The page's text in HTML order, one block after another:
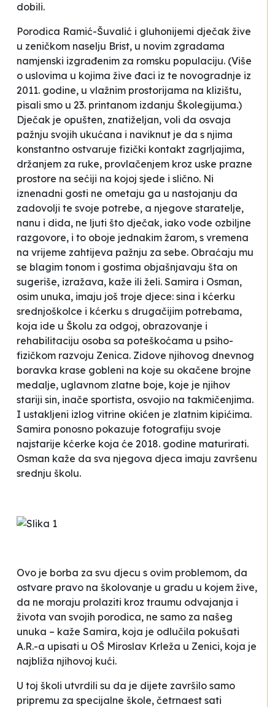
dobili.
Porodica Ramić-Šuvalić i gluhonijemi dječak žive
u zeničkom naselju Brist, u novim zgradama
namjenski izgrađenim za romsku populaciju. (Više
o uslovima u kojima žive đaci iz te novogradnje iz
2011. godine, u vlažnim prostorijama na klizištu,
pisali smo u 23. printanom izdanju Školegijuma.)
Dječak je opušten, znatiželjan, voli da osvaja
pažnju svojih ukućana i naviknut je da s njima
konstantno ostvaruje fizički kontakt zagrljajima,
držanjem za ruke, provlačenjem kroz uske prazne
prostore na sećiji na kojoj sjede i slično. Ni
iznenadni gosti ne ometaju ga u nastojanju da
zadovolji te svoje potrebe, a njegove staratelje,
nanu i dida, ne ljuti što dječak, iako vode ozbiljne
razgovore, i to oboje jednakim žarom, s vremena
na vrijeme zahtijeva pažnju za sebe. Obraćaju mu
se blagim tonom i gostima objašnjavaju šta on
sugeriše, izražava, kaže ili želi. Samira i Osman,
osim unuka, imaju još troje djece: sina i kćerku
srednjoškolce i kćerku s drugačijim potrebama,
koja ide u Školu za odgoj, obrazovanje i
rehabilitaciju osoba sa poteškoćama u psiho-
fizičkom razvoju Zenica. Zidove njihovog dnevnog
boravka krase gobleni na koje su okačene brojne
medalje, uglavnom zlatne boje, koje je njihov
stariji sin, inače sportista, osvojio na takmičenjima.
I ustakljeni izlog vitrine okićen je zlatnim kipićima.
Samira ponosno pokazuje fotografiju svoje
najstarije kćerke koja će 2018. godine maturirati.
Osman kaže da sva njegova djeca imaju završenu
srednju školu.
Ovo je borba za svu djecu s ovim problemom, da
ostvare pravo na školovanje u gradu u kojem žive,
da ne moraju prolaziti kroz traumu odvajanja i
života van svojih porodica, ne samo za našeg
unuka – kaže Samira, koja je odlučila pokušati
A.R.-a upisati u OŠ Miroslav Krleža u Zenici, koja je
najbliža njihovoj kući.
U toj školi utvrdili su da je dijete završilo samo
pripremu za specijalne škole, četrnaest sati